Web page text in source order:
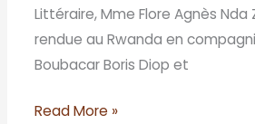
Littéraire, Mme Flore Agnès Nda
rendue au Rwanda en
Boubacar Boris Diop et
Read More »